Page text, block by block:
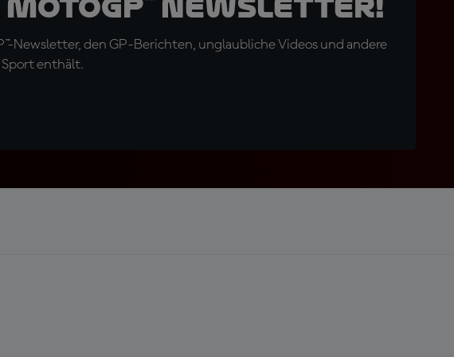
Newsletter!
Newsletter, den GP-Berichten, unglaubliche Videos und andere
enthält.